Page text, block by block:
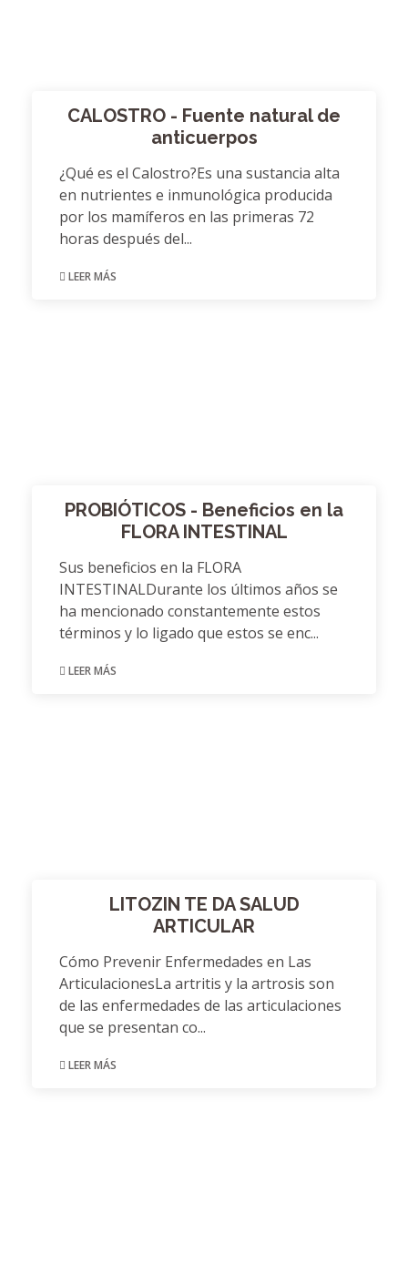
CALOSTRO - Fuente natural de
anticuerpos
¿Qué es el Calostro?Es una sustancia alta
en nutrientes e inmunológica producida
por los mamíferos en las primeras 72
horas después del...
LEER MÁS
PROBIÓTICOS - Beneficios en la
FLORA INTESTINAL
Sus beneficios en la FLORA
INTESTINALDurante los últimos años se
ha mencionado constantemente estos
términos y lo ligado que estos se enc...
LEER MÁS
LITOZIN TE DA SALUD
ARTICULAR
Cómo Prevenir Enfermedades en Las
ArticulacionesLa artritis y la artrosis son
de las enfermedades de las articulaciones
que se presentan co...
LEER MÁS